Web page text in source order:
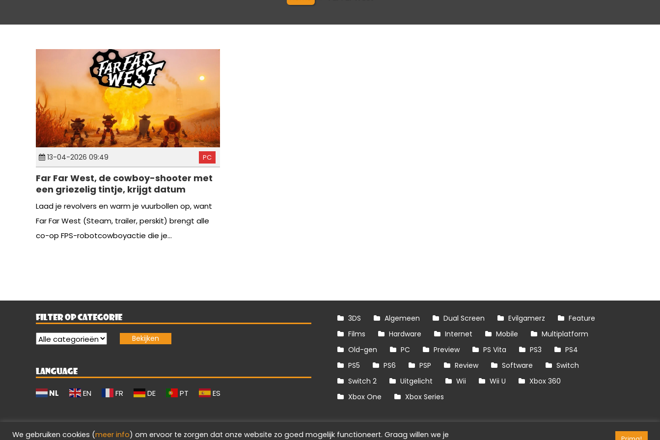
13-04-2026 09:49 PC
Far Far West, de cowboy-shooter met
een griezelig tintje, krijgt datum
Laad je revolvers en warm je vuurbollen op, want
Far Far West (Steam, trailer, perskit) brengt alle
co-op FPS-robotcowboyactie die je...
FILTER OP CATEGORIE
LANGUAGE
NL EN FR DE PT ES
3DS Algemeen Dual Screen Evilgamerz
Feature
Films
Hardware Internet Mobile
Multiplatform
Old-gen
PC Preview PS Vita PS3
PS4
PS5
PS6 PSP Review Software
Switch
Switch 2
Uitgelicht Wii Wii U
Xbox 360
Xbox One
Xbox Series
We gebruiken cookies (meer info) om ervoor te zorgen dat onze website zo goed mogelijk functioneert. Graag willen we je